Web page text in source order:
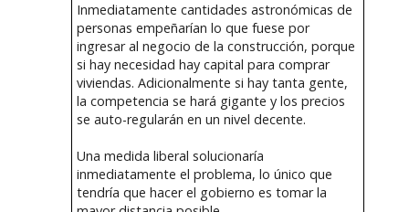
Inmediatamente cantidades astronómicas de
personas empeñarían lo que fuese por
ingresar al negocio de la construcción, porque
si hay necesidad hay capital para comprar
viviendas. Adicionalmente si hay tanta gente,
la competencia se hará gigante y los precios
se auto-regularán en un nivel decente.
Una medida liberal solucionaría
inmediatamente el problema, lo único que
tendría que hacer el gobierno es tomar la